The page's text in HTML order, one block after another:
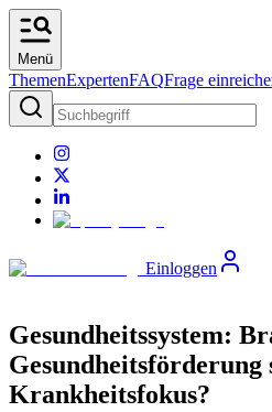
Menü
ThemenExpertenFAQFrage
Einloggen
Gesundheitssystem:
Gesundheitsförderung
Krankheitsfokus?